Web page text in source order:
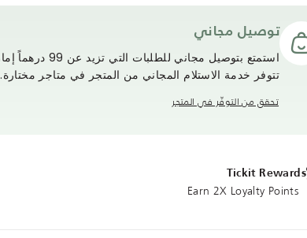
توصيل مجاني
استمتع بتوصيل مجاني للطلبات
تتوفر خدمة الاستلام المجاني من المتجر في متاجر مختارة.
تحقق من التوفّر في المتجر
Tickit Rewards
Earn 2X Loyalty Points